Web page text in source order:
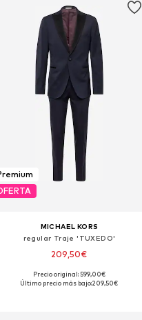
MICHAEL KORS
regular Traje 'TUXEDO'
209,50€
Tallas disponibles: 48, 50, 52, 54, 56
Precio original: 599,00€
Último precio más bajo:209,50€